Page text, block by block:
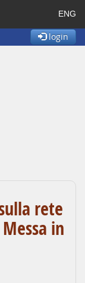
ENG
login
rete
in